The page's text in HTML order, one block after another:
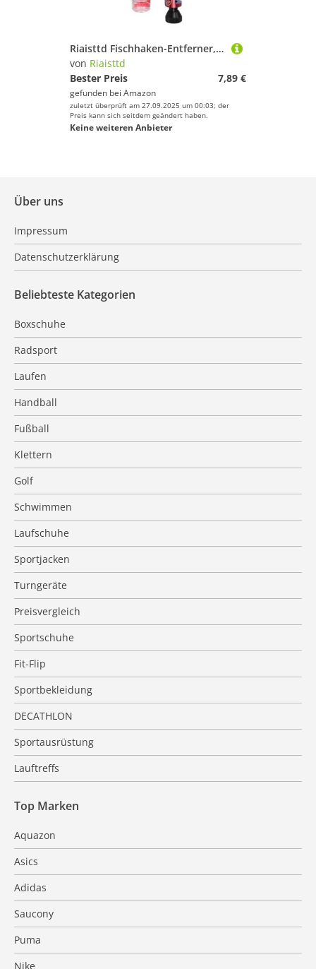
Riaisttd Fischhaken-Entferner, tragbares Angelhaken-Entfernungswerkzeug, tragbares Angelentfernungswerkzeug, Entferner mit ergonomischem Griff für
von Riaisttd
Bester Preis
7,89 €
gefunden bei Amazon
zuletzt überprüft am 27.09.2025 um 00:03; der
Preis kann sich seitdem geändert haben.
Keine weiteren Anbieter
Über uns
Impressum
Datenschutzerklärung
Beliebteste Kategorien
Boxschuhe
Radsport
Laufen
Handball
Fußball
Klettern
Golf
Schwimmen
Laufschuhe
Sportjacken
Turngeräte
Preisvergleich
Sportschuhe
Fit-Flip
Sportbekleidung
DECATHLON
Sportausrüstung
Lauftreffs
Top Marken
Aquazon
Asics
Adidas
Saucony
Puma
Nike